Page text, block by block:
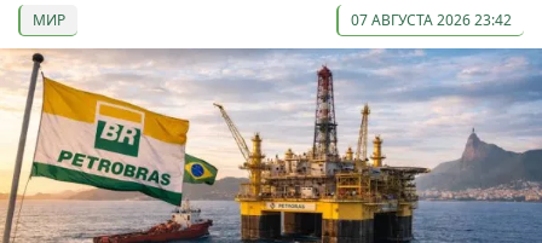
МИР 07 АВГУСТА 2026 23:42